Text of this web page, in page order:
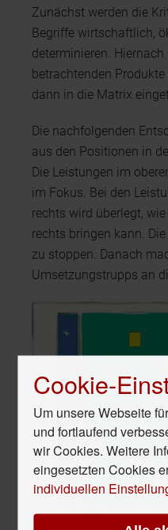
Zunächst werden die
Begriffe wirtschaftlich,
determinieren. Hiernach
betrachtenden
dann in die Matrix
Die nachfolgenden
aus den Positionen in
Die Leistungen im
im Fokus. Bei den
rechts wird überlegt,
rechts bringen kann.
zu stoppen. Danach
Umsetzungstrupps an
Cookie-
Um unsere Webseite
und fortlaufend
wir Cookies. Weitere
eingesetzten Cookies
individuellen